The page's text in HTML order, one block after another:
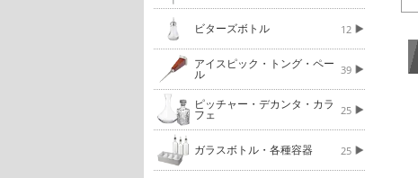
ビターズボトル 12
アイスピック・トング・ペー
ル 39
ピッチャー・デカンタ・カラ
フェ 25
ガラスボトル・各種容器 25